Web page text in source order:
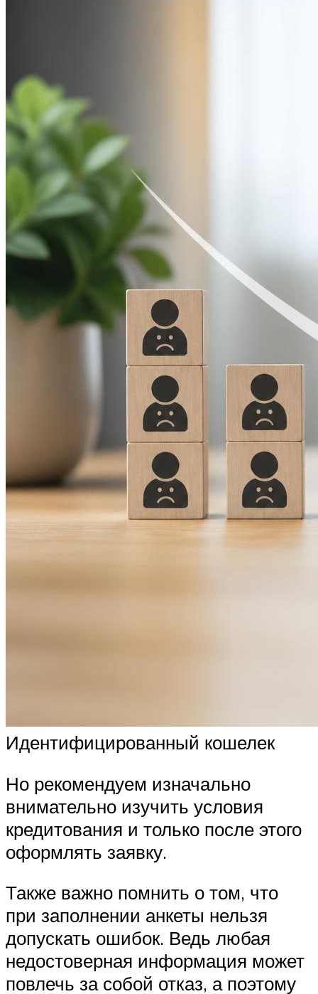
Идентифицированный кошелек
Но рекомендуем изначально
внимательно изучить условия
кредитования и только после этого
оформлять заявку.
Также важно помнить о том, что
при заполнении анкеты нельзя
допускать ошибок. Ведь любая
недостоверная информация может
повлечь за собой отказ, а поэтому